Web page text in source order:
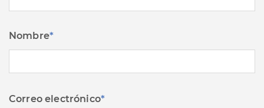
Nombre*
Correo electrónico*